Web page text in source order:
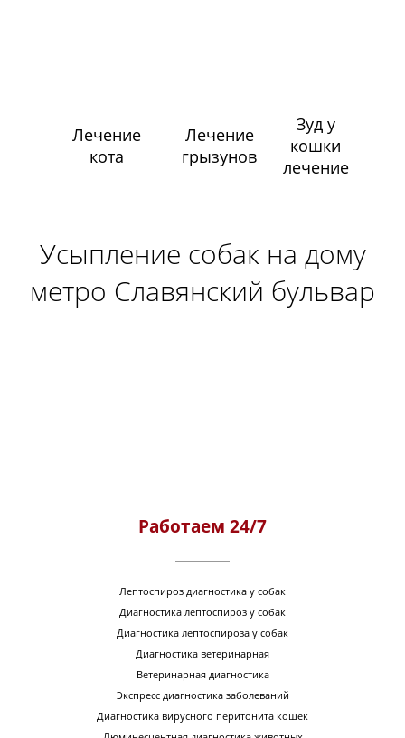
Лечение
кота
Лечение
грызунов
Зуд у
кошки
лечение
Усыпление собак на дому
метро Славянский бульвар
Работаем 24/7
Лептоспироз диагностика у собак
Диагностика лептоспироз у собак
Диагностика лептоспироза у собак
Диагностика ветеринарная
Ветеринарная диагностика
Экспресс диагностика заболеваний
Диагностика вирусного перитонита кошек